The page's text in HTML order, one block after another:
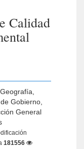
Calidad
Gobierno,
General
181556